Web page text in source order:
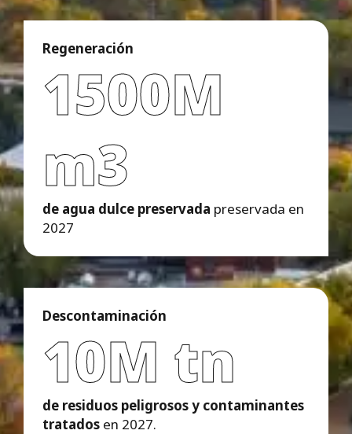
Regeneración
1500M
m3
de agua dulce preservada preservada en
2027
Descontaminación
10M tn
de residuos peligrosos y contaminantes
tratados en 2027.